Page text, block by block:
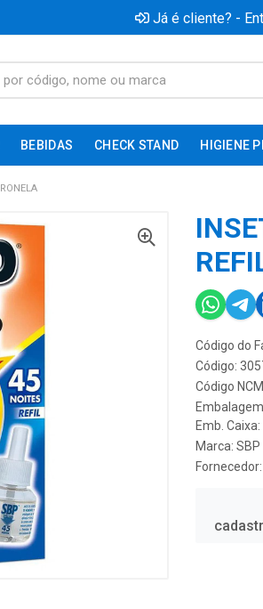
Já é cliente? -
BEBIDAS CHECK STAND HIGIENE
Código do
Código:
Código
Emb.
Marca: SBP
Fornecedor: